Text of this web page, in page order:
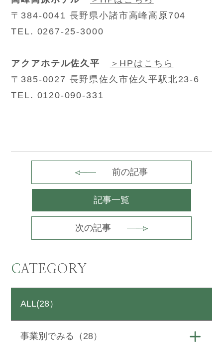
〒384-0041 長野県小諸市高峰高原704
TEL. 0267-25-3000
アクアホテル佐久平
＞HPはこちら
〒385-0027 長野県佐久市佐久平駅北23-6
TEL. 0120-090-331
前の記事
記事一覧
次の記事
CATEGORY
ALL(28）
事業別でみる（28）